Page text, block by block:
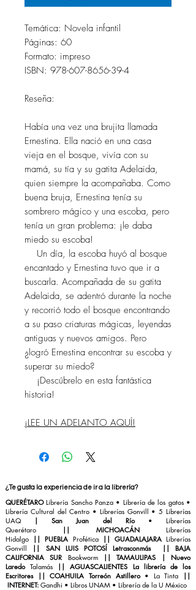
Temática: Novela infantil
Páginas: 60
Formato: impreso
ISBN: 978-607-8656-39-4
Reseña:
Había una vez una brujita llamada
Ernestina. Ella nació en una casa
vieja en el bosque, vivía con su
mamá, su tía y su gatita Adelaida,
quien siempre la acompañaba. Como
buena bruja, Ernestina tenía su
sombrero mágico y una escoba, pero
tenía un gran problema: ¡le daba
miedo su escoba!
Un día, la escoba huyó al bosque
encantado y Ernestina tuvo que ir a
buscarla. Acompañada de su gatita
Adelaida, se adentró durante la noche
y recorrió todo el bosque encontrando
a su paso criaturas mágicas, leyendas
antiguas y nuevos amigos. Pero
¿logró Ernestina encontrar su escoba y
superar su miedo?
¡Descúbrelo en esta fantástica
historia!
¡LEE UN ADELANTO AQUÍ!
¿Te gusta la experiencia de ir a la librería?
QUERÉTAROLibrería Sancho Panza • Librería de los gatos •
Librería Cultural del Centro • Librerías Gonvill • 5 Librerías
UAQ | San Juan del Río•Librerías
Querétaro
|| MICHOACÁN Librerías
Hidalgo || PUEBLA Profética || GUADALAJARALibrerías
Gonvill
|| SAN LUIS POTOSÍ Letrasconmás || BAJA
CALIFORNIA SUR Bookworm ||TAMAULIPAS | Nuevo
LaredoTalamás ||AGUASCALIENTES La librería de los
Escritores || COAHUILA Torreón Astillero• La Tinta
||
INTERNET: Gandhi • Libros UNAM • Librería de la U México